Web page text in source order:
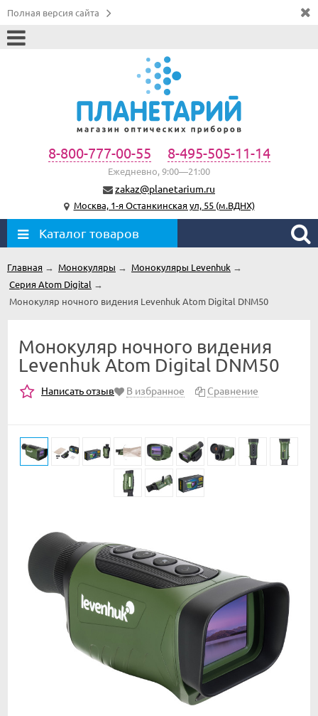
Полная версия сайта
8-800-777-00-55 8-495-505-11-14
Ежедневно, 9:00—21:00
zakaz@planetarium.ru
Москва, 1-я Останкинская ул, 55 (м.ВДНХ)
Каталог товаров
Главная → Монокуляры → Монокуляры Levenhuk →
Серия Atom Digital →
Монокуляр ночного видения Levenhuk Atom Digital DNM50
Монокуляр ночного видения
Levenhuk Atom Digital DNM50
Написать отзыв В избранное Сравнение